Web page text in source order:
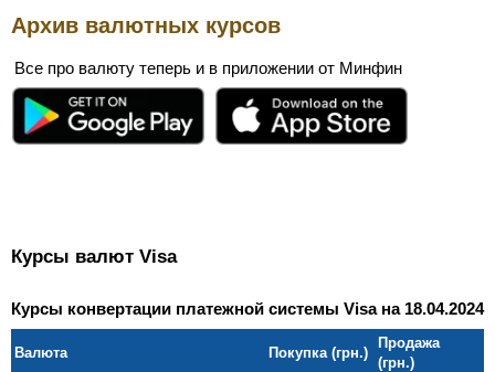
Архив валютных курсов
Все про валюту теперь и в приложении от Минфин
Курсы валют Visa
Курсы конвертации платежной системы Visa на 18.04.2024
Валюта Покупка (грн.)
Продажа
(грн.)